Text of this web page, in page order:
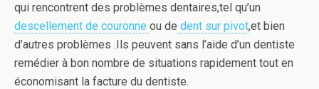
qui rencontrent des problèmes dentaires,tel qu’un
descellement de couronne ou de dent sur pivot,et bien
d’autres problèmes .Ils peuvent sans l’aide d’un dentiste
remédier à bon nombre de situations rapidement tout en
économisant la facture du dentiste.